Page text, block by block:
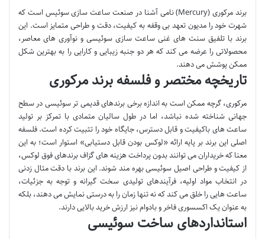
برند مرکوری (Mercury) نامی آشنا در صنعت ساعت سازی سوئیس است که
شهرت خود را مدیون تعهد بی وقفه به کیفیت، دقت و طراحی متمایز است. این
برند با تلفیق سنت های غنی ساعت سازی سوئیسی و نوآوری های معاصر،
محصولاتی را عرضه می کند که هر دو جنبه زیبایی و کارایی را به بهترین شکل
ممکن پوشش می دهند.
تاریخچه مختصر و فلسفه برند مرکوری
مرکوری، گرچه ممکن است به اندازه برخی برندهای قدیمی تر سوئیسی در سطح
جهانی شناخته شده نباشد، اما در طول سالیان متمادی با تمرکز بر تولید
ساعت های باکیفیت و قابل دسترس، جایگاه خود را تثبیت کرده است. فلسفه
اصلی این برند بر پایه ارائه «لوکس بودن قابل دستیابی» استوار است؛ به این
معنا که خریداران می توانند بدون پرداخت هزینه های گزاف برندهای فوق لوکس،
از کیفیت و طراحی اصیل سوئیسی بهره مند شوند. این برند با دقت مثال زدنی
در انتخاب مواد اولیه، فرآیندهای تولیدی سخت گیرانه و توجه به جزئیات،
ساعت هایی را خلق می کند که نه تنها زمان را به درستی نمایش می دهند، بلکه
به عنوان یک اکسسوری فاخر و بادوام نیز ارزش خرید بالایی دارند.
استانداردهای ساخت سوئیسی